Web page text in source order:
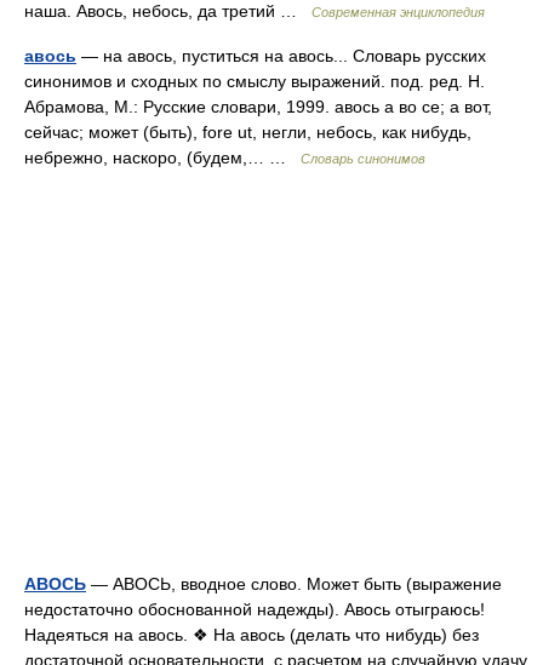
наша. Авось, небось, да третий …
Современная энциклопедия
авось — на авось, пуститься на авось... Словарь русских
синонимов и сходных по смыслу выражений. под. ред. Н.
Абрамова, М.: Русские словари, 1999. авось а во се; а вот,
сейчас; может (быть), fore ut, негли, небось, как нибудь,
небрежно, наскоро, (будем,… …
Словарь синонимов
АВОСЬ — АВОСЬ, вводное слово. Может быть (выражение
недостаточно обоснованной надежды). Авось отыграюсь!
Надеяться на авось. ❖ На авось (делать что нибудь) без
достаточной основательности, с расчетом на случайную удачу.